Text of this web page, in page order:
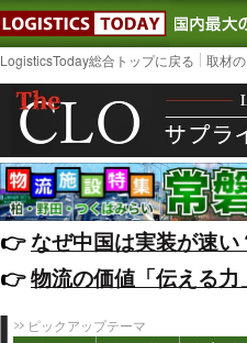
LogisticsToday総合トップに戻る 取材
👉️なぜ中国は実装が速
👉️物流の価値「伝える
ピックアップテーマ